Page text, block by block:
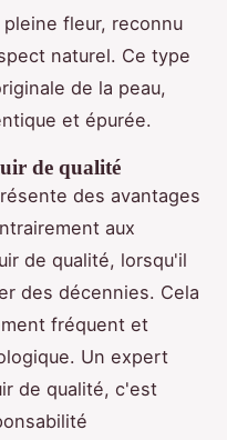
fleur, reconnu
naturel. Ce type
de la peau,
et épurée.
de qualité
des avantages
aux
de qualité, lorsqu'il
des décennies. Cela
fréquent et
Un expert
de qualité, c'est